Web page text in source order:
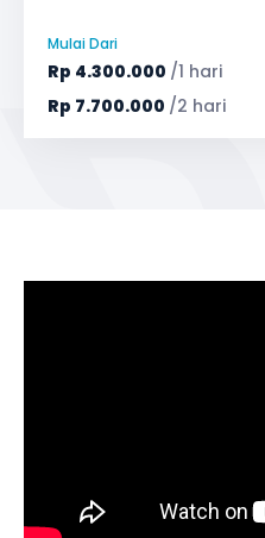
Safety Tools (P3K,
TV LED & Android System
Mulai Dari
Rp 4.300.000 /1 hari
Rp 7.700.000 /2 hari